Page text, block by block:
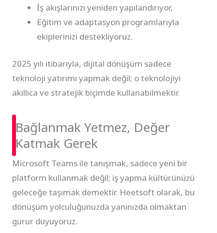
İş akışlarınızı yeniden yapılandırıyor,
Eğitim ve adaptasyon programlarıyla
ekiplerinizi destekliyoruz.
2025 yılı itibarıyla, dijital dönüşüm sadece
teknoloji yatırımı yapmak değil; o teknolojiyi
akıllıca ve stratejik biçimde kullanabilmektir.
Bağlanmak Yetmez, Değer
Katmak Gerek
Microsoft Teams ile tanışmak, sadece yeni bir
platform kullanmak değil; iş yapma kültürünüzü
geleceğe taşımak demektir. Heetsoft olarak, bu
dönüşüm yolculuğunuzda yanınızda olmaktan
gurur duyuyoruz.